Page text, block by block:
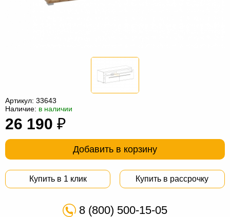
мешки
Мебель
из
Садовая
Артикул: 33643
Наличие: в наличии
26 190 ₽
Добавить в корзину
Купить в 1 клик Купить в рассрочку
8 (800) 500-15-05